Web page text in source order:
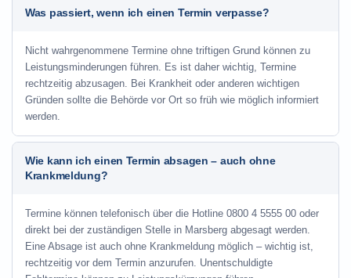
Was passiert, wenn ich einen Termin verpasse?
Nicht wahrgenommene Termine ohne triftigen Grund können zu
Leistungsminderungen führen. Es ist daher wichtig, Termine
rechtzeitig abzusagen. Bei Krankheit oder anderen wichtigen
Gründen sollte die Behörde vor Ort so früh wie möglich informiert
werden.
Wie kann ich einen Termin absagen – auch ohne
Krankmeldung?
Termine können telefonisch über die Hotline 0800 4 5555 00 oder
direkt bei der zuständigen Stelle in Marsberg abgesagt werden.
Eine Absage ist auch ohne Krankmeldung möglich – wichtig ist,
rechtzeitig vor dem Termin anzurufen. Unentschuldigte